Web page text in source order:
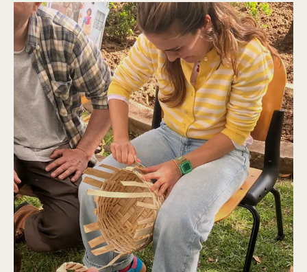
VER POR:
MUSEU ARTESÃO OFICINA COMÉRCIO